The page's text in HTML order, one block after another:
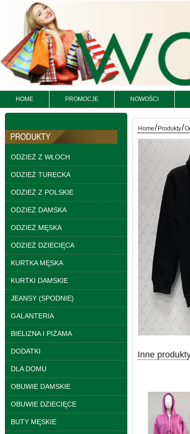
HOME PROMOCJE NOWOŚCI
ODZIEŻ Z WŁOCH
ODZIEŻ TURECKA
ODZIEŻ Z POLSKIE
ODZIEŻ DAMSKA
ODZIEŻ MĘSKA
ODZIEŻ DZIECIĘCA
KURTKA MĘSKA
KURTKI DAMSKIE
JEANSY (SPODNIE)
GALANTERIA
BIELIZNA I PIŻAMA
DODATKI
DLA DOMU
OBUWIE DAMSKIE
OBUWIE DZIECIĘCE
BUTY MĘSKIE
Kurtki damskie
skórzana Roz S-XL, 1
Kolor Paczka 5 szt
95.00 zł
szczegóły
skórzana Roz S-XL, 1
Kolor Paczka 5 szt
95.00 zł
szczegóły
Home/ Produkty/
Inne